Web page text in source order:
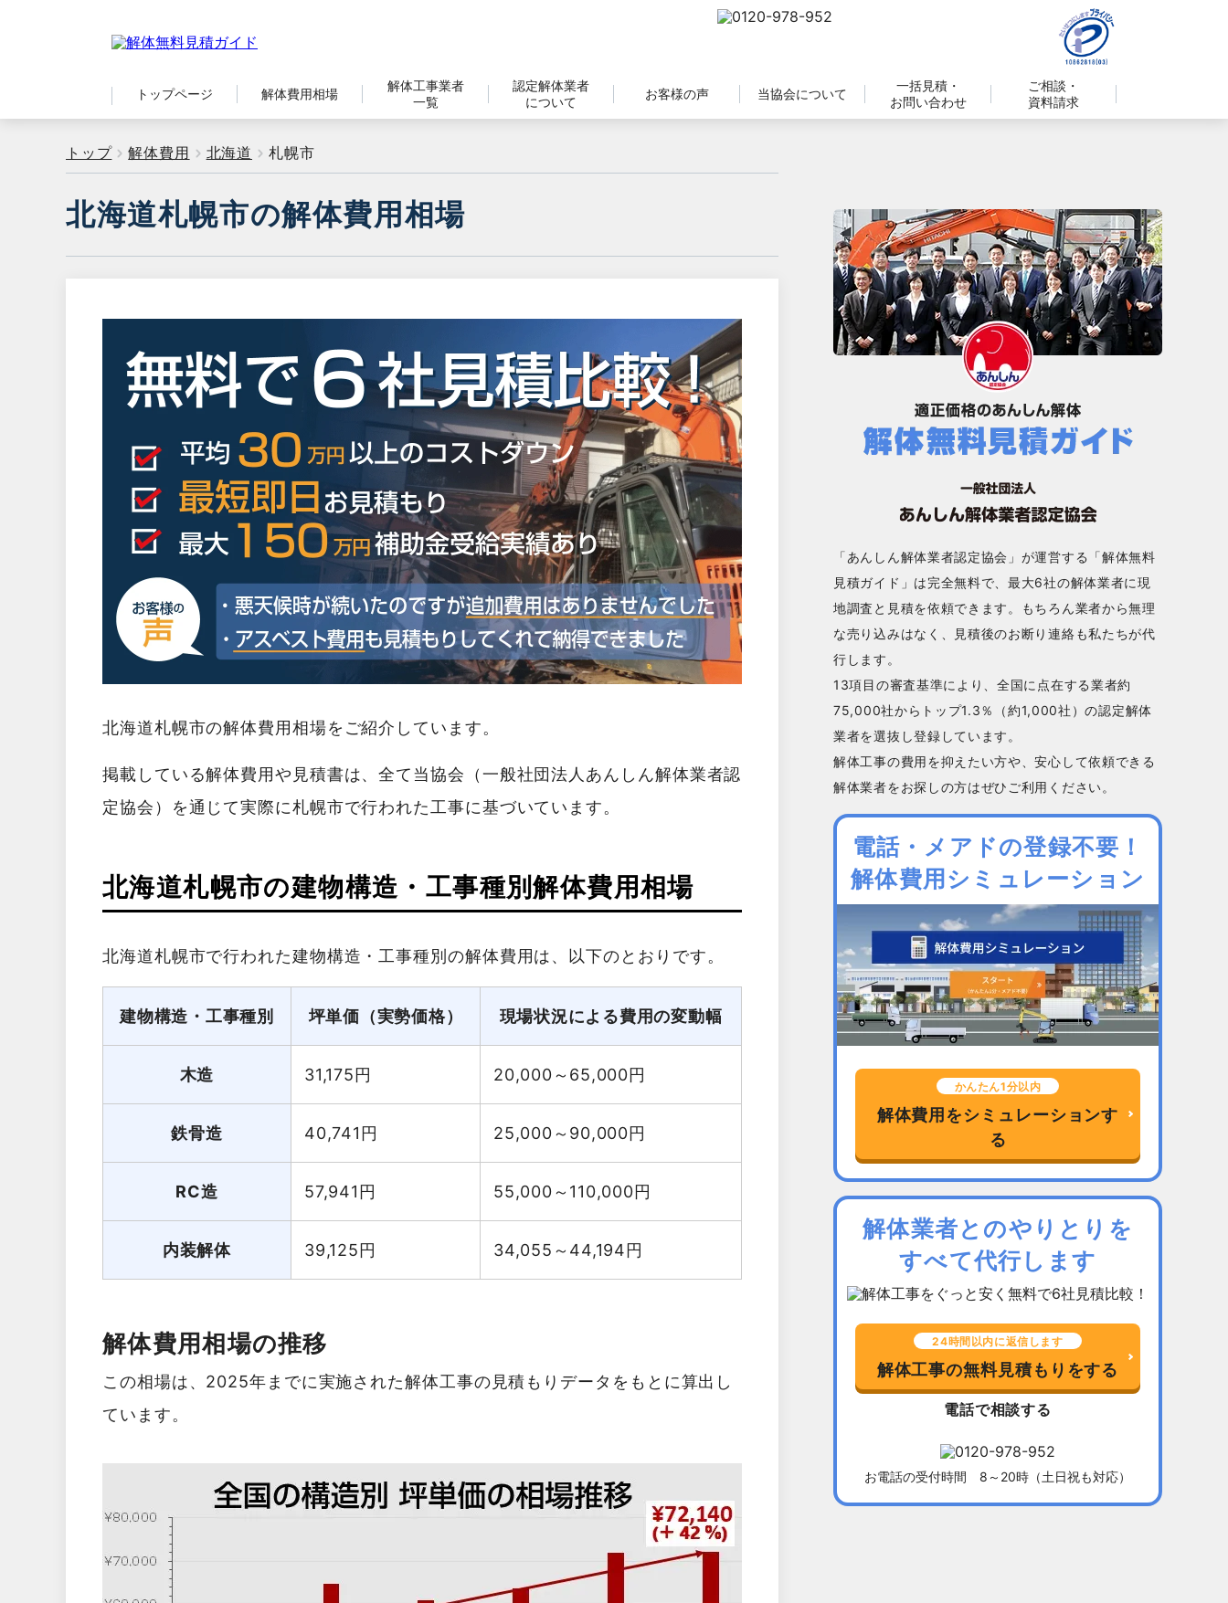
トップページ 解体費用相場
解体工事業者
一覧
認定解体業者
について
お客様の声 当協会について
一括見積・
お問い合わせ
ご相談・
資料請求
トップ 解体費用 北海道 札幌市
北海道札幌市の解体費用相場
北海道札幌市の解体費用相場をご紹介しています。
掲載している解体費用や見積書は、全て当協会（一般社団法人あんしん解体業者認
定協会）を通じて実際に札幌市で行われた工事に基づいています。
北海道札幌市の建物構造・工事種別解体費用相場
北海道札幌市で行われた建物構造・工事種別の解体費用は、以下のとおりです。
建物構造・工事種別 坪単価（実勢価格） 現場状況による費用の変動幅
木造 31,175円 20,000～65,000円
鉄骨造 40,741 円 25,000～90,000円
RC造 57,941 円 55,000～110,000円
内装解体 39,125円 34,055～44,194円
解体費用相場の推移
この相場は、2025年までに実施された解体工事の見積もりデータをもとに算出し
ています。
「あんしん解体業者認定協会」が運営する「解体無料
見積ガイド」は完全無料で、最大6社の解体業者に現
地調査と見積を依頼できます。もちろん業者から無理
な売り込みはなく、見積後のお断り連絡も私たちが代
行します。
13項目の審査基準により、全国に点在する業者約
75,000社からトップ1.3％（約1,000社）の認定解体
業者を選抜し登録しています。
解体工事の費用を抑えたい方や、安心して依頼できる
解体業者をお探しの方はぜひご利用ください。
電話・メアドの登録不要！
解体費用シミュレーション
かんたん1分以内
解体費用をシミュレーションす
る
解体業者とのやりとりを
すべて代行します
24時間以内に返信します
解体工事の無料見積もりをする
電話で相談する
お電話の受付時間 8～20時（土日祝も対応）